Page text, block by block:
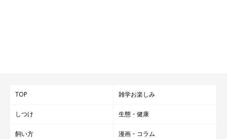
TOP 雑学お楽しみ
しつけ 生態・健康
飼い方 漫画・コラム